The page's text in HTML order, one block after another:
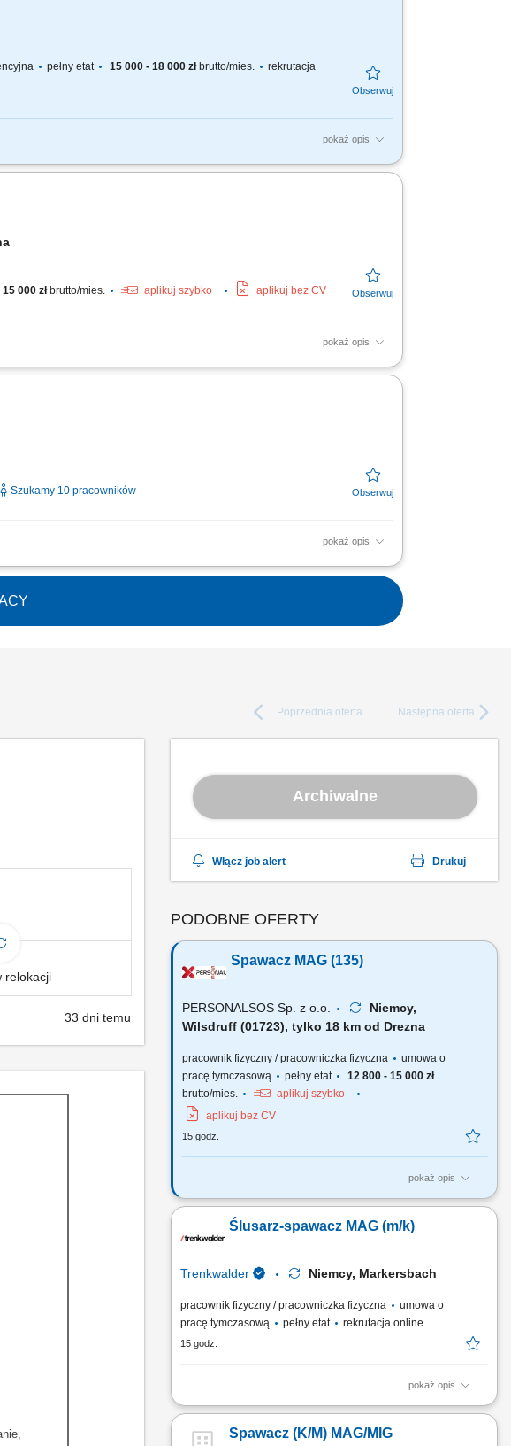
pełny etat 15 000 - 18 000 złbrutto/mies.
rekrutacja
pokaż opis
połączeń spawanych zgodnie z dokumentacją techniczną.
000 złbrutto/mies. aplikuj szybko aplikuj bez CV
pokaż opis
litego w osłonie gazów aktywnych). Realizowanie procesów
Szukamy 10 pracowników
pokaż opis
pachwinowych i czołowych zgodnie z dokumentacją techniczną.
Poprzednia oferta Następna oferta
relokacji
33 dni temu
Archiwalne
Włącz job alert Drukuj
PODOBNE OFERTY
Spawacz MAG (135)
PERSONALSOS Sp. z o.o.
Niemcy,
Wilsdruff (01723), tylko 18 km od Drezna
pracownik fizyczny / pracowniczka fizyczna
umowa o
pracę tymczasową
pełny etat
12 800 - 15 000 zł
brutto/mies.
aplikuj szybko
aplikuj bez CV
15 godz.
pokaż opis
Zadania: Spawanie metodą MAG 135 (drut lity w osłonie gazu
zgodnie z dokumentacją techniczną; Dbanie o jakość
wykonywanych spoin;
Ślusarz-spawacz MAG (m/k)
Trenkwalder Niemcy, Markersbach
pracownik fizyczny / pracowniczka fizyczna
umowa o
pracę tymczasową
pełny etat rekrutacja online
15 godz.
pokaż opis
Twoje zadania spawanie metodą MAG oraz sczepianie dużych
zbiorników, wykańczanie wcześniej zespawanych konstrukcji,
Spawacz (K/M) MAG/MIG